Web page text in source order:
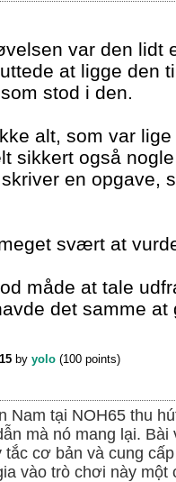
var den lidt
at ligge den
stod i den.
alt, som var
sikkert også
en opgave,
svært at
måde at tale
det samme
by yolo (100 points)
Nam tại NOH65 thu
mà nó mang lại. Bài
tắc cơ bản và cung
vào trò chơi này một